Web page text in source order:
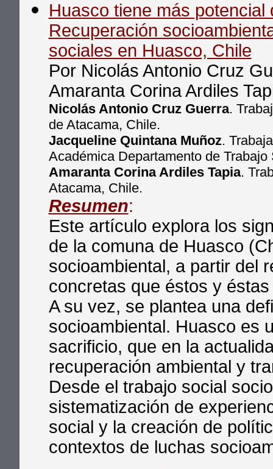
Huasco tiene más
Recuperación
sociales en Huasco, Chile
Por Nicolás Antonio Cruz
Amaranta Corina Ardiles
Nicolás Antonio Cruz Guerra.
de Atacama, Chile.
Jacqueline Quintana Muñoz.
Académica Departamento de
Amaranta Corina Ardiles Tapia.
Atacama, Chile.
Resumen:
Este artículo explora los
de la comuna de Huasco
socioambiental, a partir del
concretas que éstos y
A su vez, se plantea una
socioambiental. Huasco es
sacrificio, que en la
recuperación ambiental y
Desde el trabajo social
sistematización de
social y la creación de
contextos de luchas